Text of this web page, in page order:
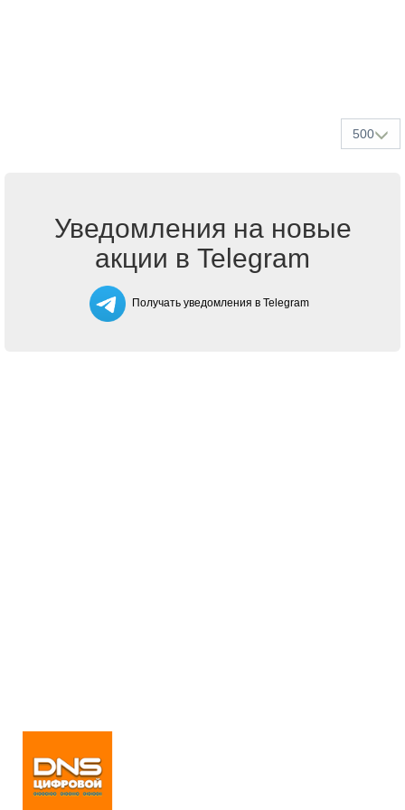
500
Уведомления на новые
акции в Telegram
Получать уведомления в Telegram